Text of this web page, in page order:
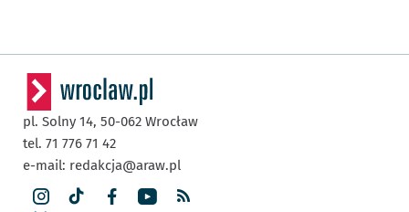
pl. Solny 14, 50-062 Wrocław
tel. 71 776 71 42
e-mail: redakcja@araw.pl